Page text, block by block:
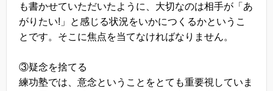
も書かせていただいたように、大切なのは相手が「あ
がりたい!」と感じる状況をいかにつくるかというこ
とです。そこに焦点を当てなければなりません。
③疑念を捨てる
練功塾では、意念ということをとても重要視していま